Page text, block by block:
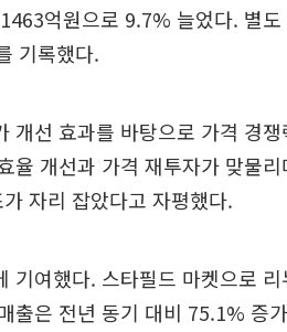
억원으로 9.7% 늘었다. 별
기록했다.
개선 효과를 바탕으로 가격 경
율 개선과 가격 재투자가 맞물
자리 잡았다고 자평했다.
기여했다. 스타필드 마켓으로
출은 전년 동기 대비 75.1% 증